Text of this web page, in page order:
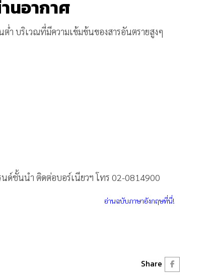
นอากาศ
ำ บริเวณที่มีความเข้มข้นของสารอันตรายสูงๆ
ด์ชั้นนำ ติดต่อบอร์เนียวฯ โทร 02-0814900
อ่านฉบับภาษาอังกฤษที่นี่!
Share